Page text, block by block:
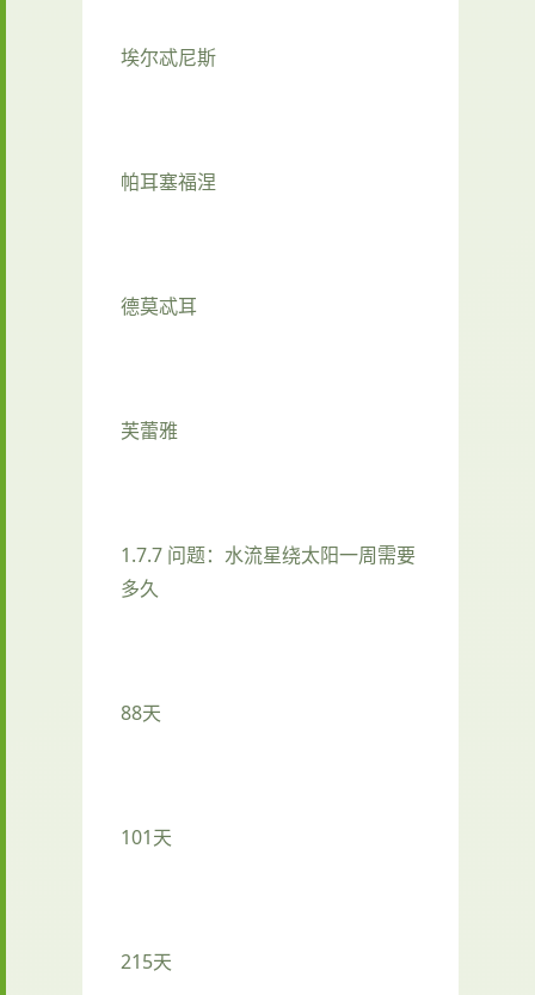
埃尔忒尼斯
帕耳塞福涅
德莫忒耳
芙蕾雅
1.7.7 问题：水流星绕太阳一周需要
多久
88天
101天
215天